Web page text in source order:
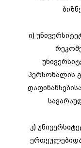
ი)
პერსონალის
კ)